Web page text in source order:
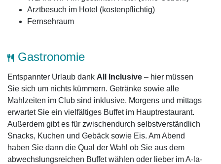
Arztbesuch im Hotel (kostenpflichtig)
Fernsehraum
Gastronomie
Entspannter Urlaub dank All Inclusive – hier müssen
Sie sich um nichts kümmern. Getränke sowie alle
Mahlzeiten im Club sind inklusive. Morgens und mittags
erwartet Sie ein vielfältiges Buffet im Hauptrestaurant.
Außerdem gibt es für zwischendurch selbstverständlich
Snacks, Kuchen und Gebäck sowie Eis. Am Abend
haben Sie dann die Qual der Wahl ob Sie aus dem
abwechslungsreichen Buffet wählen oder lieber im A-la-